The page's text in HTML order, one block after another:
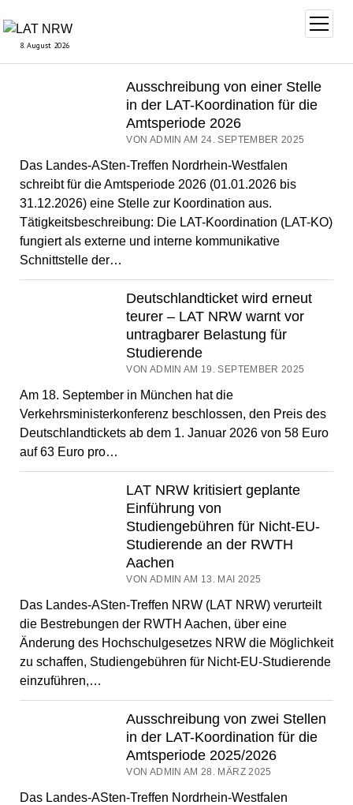
8. August 2026
Menü
öffnen
Ausschreibung von einer Stelle
in der LAT-Koordination für die
Amtsperiode 2026
VON ADMIN AM 24. SEPTEMBER 2025
Das Landes-ASten-Treffen Nordrhein-Westfalen
schreibt für die Amtsperiode 2026 (01.01.2026 bis
31.12.2026) eine Stelle zur Koordination aus.
Tätigkeitsbeschreibung: Die LAT-Koordination (LAT-KO)
fungiert als externe und interne kommunikative
Schnittstelle der…
Deutschlandticket wird erneut
teurer – LAT NRW warnt vor
untragbarer Belastung für
Studierende
VON ADMIN AM 19. SEPTEMBER 2025
Am 18. September in München hat die
Verkehrsministerkonferenz beschlossen, den Preis des
Deutschlandtickets ab dem 1. Januar 2026 von 58 Euro
auf 63 Euro pro…
LAT NRW kritisiert geplante
Einführung von
Studiengebühren für Nicht-EU-
Studierende an der RWTH
Aachen
VON ADMIN AM 13. MAI 2025
Das Landes-ASten-Treffen NRW (LAT NRW) verurteilt
die Bestrebungen der RWTH Aachen, über eine
Änderung des Hochschulgesetzes NRW die Möglichkeit
zu schaffen, Studiengebühren für Nicht-EU-Studierende
einzuführen,…
Ausschreibung von zwei Stellen
in der LAT-Koordination für die
Amtsperiode 2025/2026
VON ADMIN AM 28. MÄRZ 2025
Das Landes-ASten-Treffen Nordrhein-Westfalen